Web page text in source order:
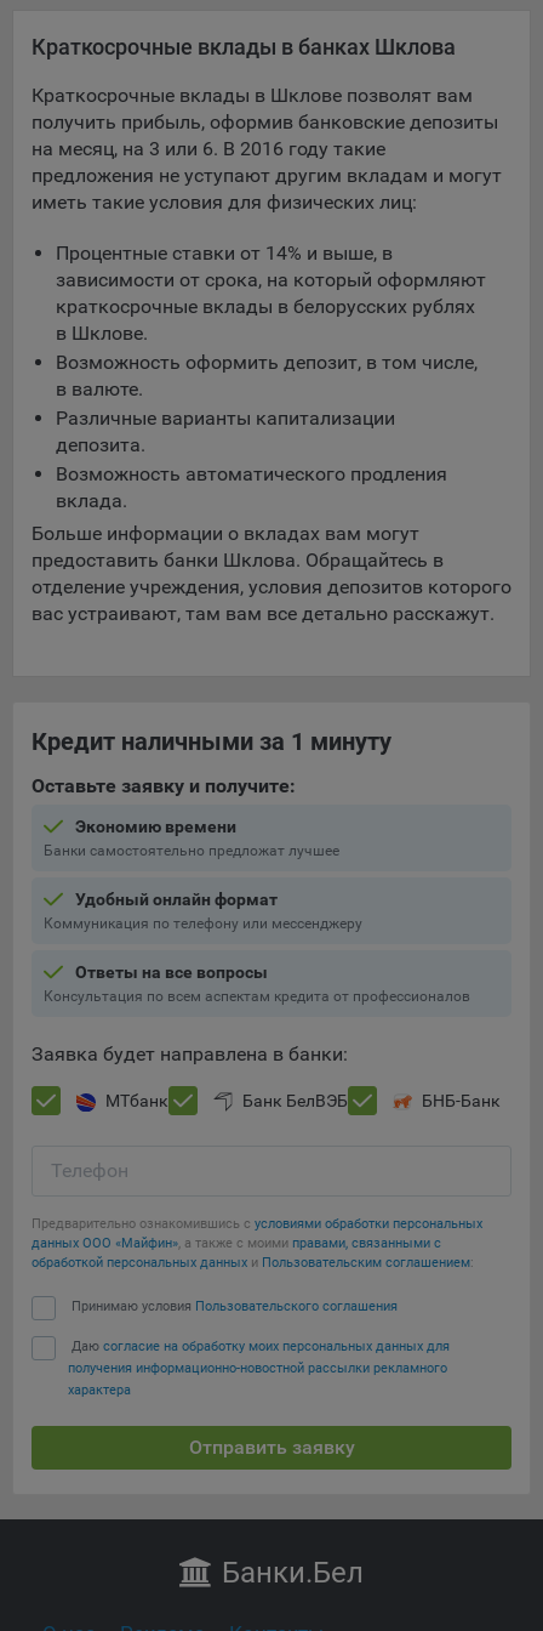
сервис показа контекстной рекламы. Адрес: Yandex
Google Ads - сервис показа контекстной рекламы,
предоставляемый компанией Google Ireland Ltd, Gordon
House Barrow Street Dublin 4, D04E5W5 Ireland.
Сохранить по умолчанию
Краткосрочные вклады в банках Шклова
Краткосрочные вклады в Шклове позволят вам
получить прибыль, оформив банковские депозиты
на месяц, на 3 или 6. В 2016 году такие
предложения не уступают другим вкладам и могут
иметь такие условия для физических лиц:
Процентные ставки от 14% и выше, в
зависимости от срока, на который оформляют
краткосрочные вклады в белорусских рублях
в Шклове.
Возможность оформить депозит, в том числе,
в валюте.
Различные варианты капитализации
депозита.
Возможность автоматического продления
вклада.
Больше информации о вкладах вам могут
предоставить банки Шклова. Обращайтесь в
отделение учреждения, условия депозитов которого
вас устраивают, там вам все детально расскажут.
Кредит наличными за 1 минуту
Оставьте заявку и получите:
Экономию времени
Банки самостоятельно предложат лучшее
Удобный онлайн формат
Коммуникация по телефону или мессенджеру
Ответы на все вопросы
Консультация по всем аспектам кредита от профессионалов
Заявка будет направлена в банки:
МТбанк Банк БелВЭБ БНБ-Банк
Телефон
Предварительно ознакомившись с условиями обработки персональных
данных ООО «Майфин», а также с моими правами, связанными с
обработкой персональных данных и Пользовательским соглашением:
Принимаю условия Пользовательского соглашения
Даю согласие на обработку моих персональных данных для
получения информационно-новостной рассылки рекламного
характера
Отправить заявку
Банки.Бел